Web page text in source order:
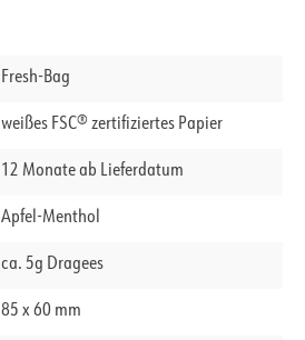
Fresh-Bag
weißes FSC® zertifiziertes Papier
12 Monate ab Lieferdatum
Apfel-Menthol
ca. 5g Dragees
85 x 60 mm